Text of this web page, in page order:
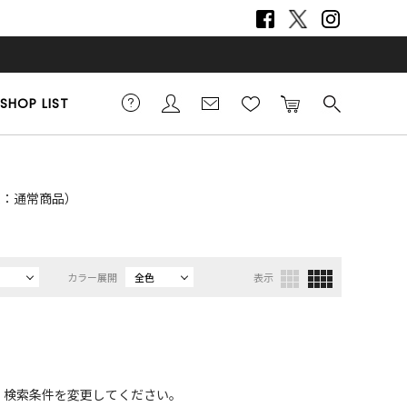
SHOP LIST
通常商品）
カラー展開 全色 表示
索条件を変更してください。